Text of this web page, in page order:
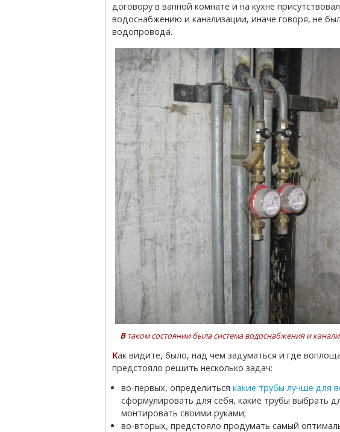
договору в ванной комнате и на кухне
водоснабжению и канализации, иначе говоря, не
водопровода.
В таком состоянии была система водоснабжения и
Как видите, было, над чем задуматься и где воплощать свои задумки в жизнь. Мне
предстояло решить несколько задач:
во-первых, определиться какие трубы лучше для
сформулировать для себя, какие трубы выбрать
монтировать своими руками;
во-вторых, предстояло продумать самый